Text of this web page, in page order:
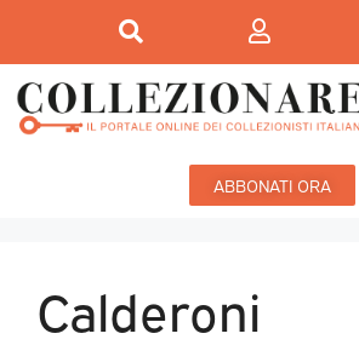
ABBONATI ORA
Calderoni